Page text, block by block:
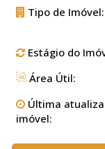
Tipo de Imóvel:
Estágio do
Área Útil:
Última
imóvel: